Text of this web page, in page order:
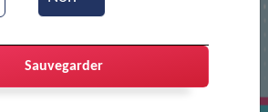
Sauvegarder